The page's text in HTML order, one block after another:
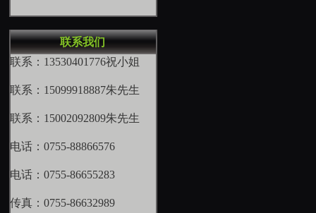
联系我们
联系：13530401776祝小姐
联系：15099918887朱先生
联系：15002092809朱先生
电话：0755-88866576
电话：0755-86655283
传真：0755-86632989